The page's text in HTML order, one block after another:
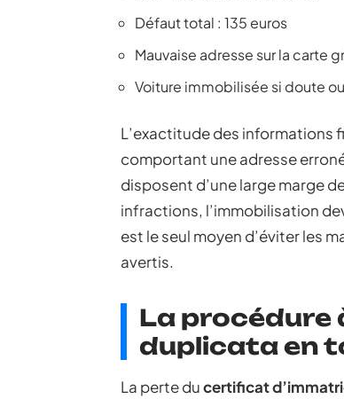
Défaut total : 135 euros
Mauvaise adresse sur la carte
Voiture immobilisée si doute
L’exactitude des informations
comportant une adresse
disposent d’une large marge
infractions, l’immobilisation
est le seul moyen d’éviter les
avertis.
La procédure
duplicata en
La perte ducertificat